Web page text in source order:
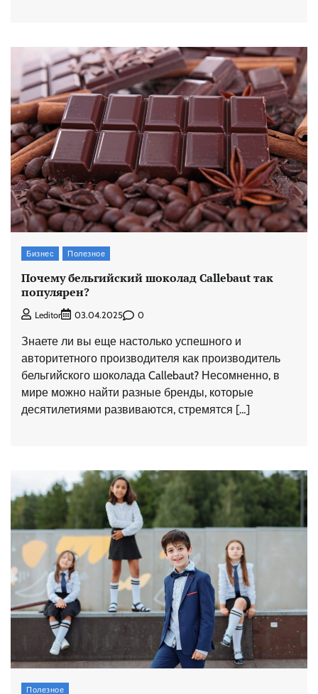
Бизнес Полезное
Почему бельгийский шоколад Callebaut так
популярен?
Leditor 03.04.2025 0
Знаете ли вы еще настолько успешного и
авторитетного производителя как производитель
бельгийского шоколада Callebaut? Несомненно, в
мире можно найти разные бренды, которые
десятилетиями развиваются, стремятся […]
Полезное